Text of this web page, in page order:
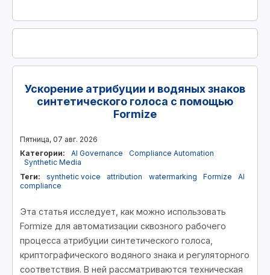
Ускорение атрибуции и водяных знаков
синтетического голоса с помощью
Formize
Пятница, 07 авг. 2026
Категории:
AI Governance
Compliance Automation
Synthetic Media
Теги:
synthetic voice attribution watermarking Formize
AI
compliance
Эта статья исследует, как можно использовать
Formize для автоматизации сквозного рабочего
процесса атрибуции синтетического голоса,
криптографического водяного знака и регуляторного
соответствия. В ней рассматриваются техническая